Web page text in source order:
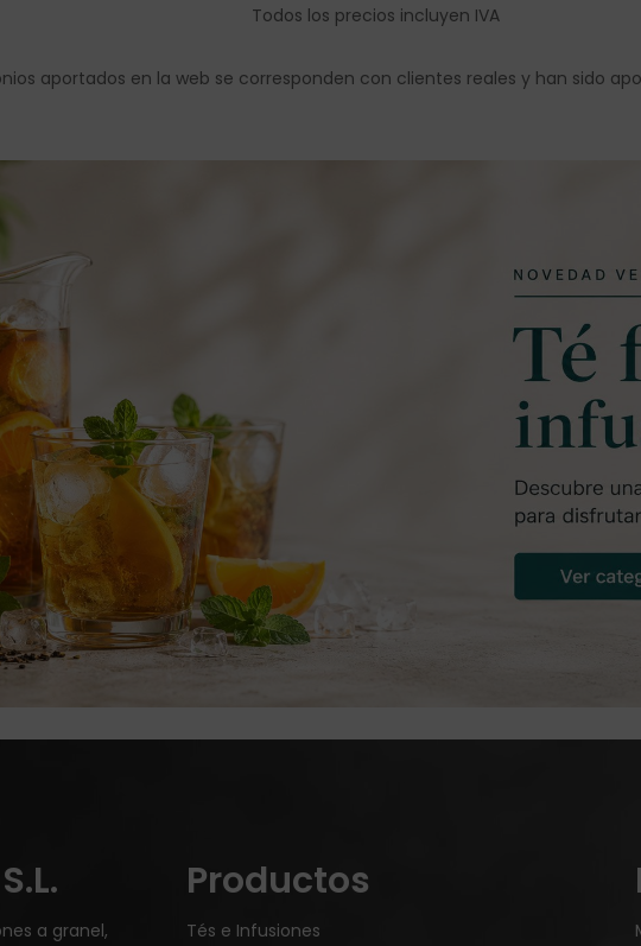
Todos los precios incluyen IVA
aportados en la web se corresponden con clientes reales y han sido
a granel,
Productos
Tés e Infusiones